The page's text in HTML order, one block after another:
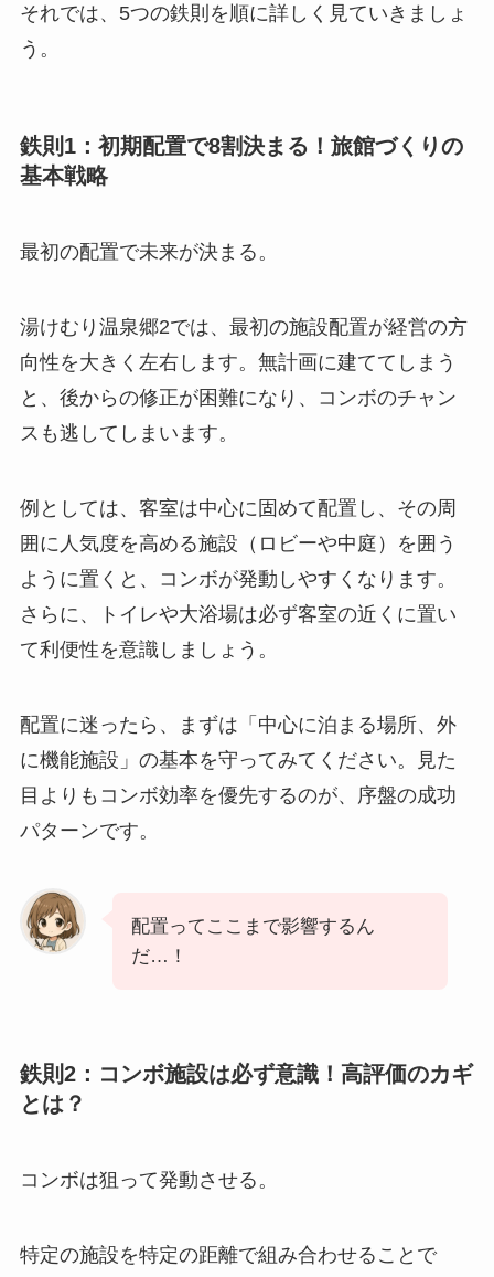
それでは、5つの鉄則を順に詳しく見ていきましょ
う。
鉄則1：初期配置で8割決まる！旅館づくりの
基本戦略
最初の配置で未来が決まる。
湯けむり温泉郷2では、最初の施設配置が経営の方
向性を大きく左右します。無計画に建ててしまう
と、後からの修正が困難になり、コンボのチャン
スも逃してしまいます。
例としては、客室は中心に固めて配置し、その周
囲に人気度を高める施設（ロビーや中庭）を囲う
ように置くと、コンボが発動しやすくなります。
さらに、トイレや大浴場は必ず客室の近くに置い
て利便性を意識しましょう。
配置に迷ったら、まずは「中心に泊まる場所、外
に機能施設」の基本を守ってみてください。見た
目よりもコンボ効率を優先するのが、序盤の成功
パターンです。
配置ってここまで影響するん
だ…！
鉄則2：コンボ施設は必ず意識！高評価のカギ
とは？
コンボは狙って発動させる。
特定の施設を特定の距離で組み合わせることで